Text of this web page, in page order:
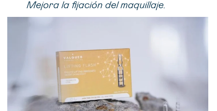
Mejora la fijación del maquillaje.